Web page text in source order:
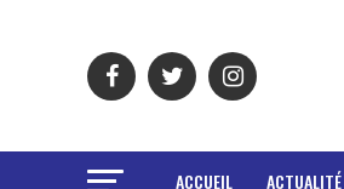
ACCUEIL ACTUALITÉ